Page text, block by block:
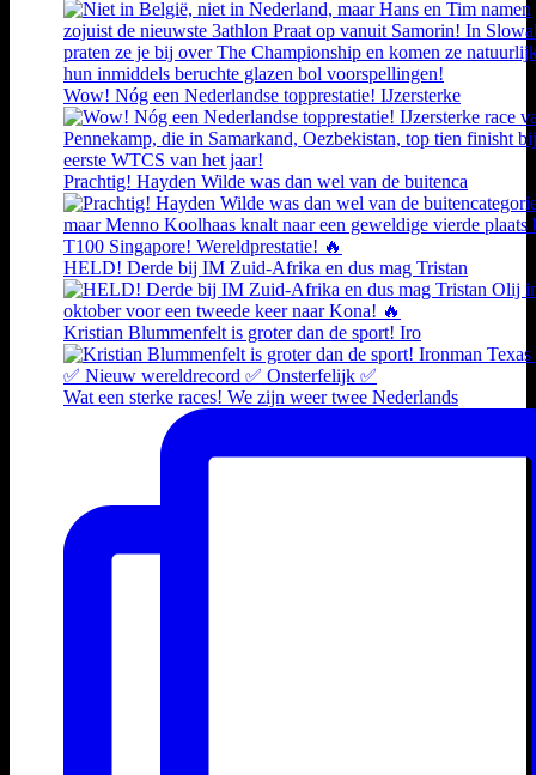
Wow! Nóg een Nederlandse topprestatie! IJzersterke
Prachtig! Hayden Wilde was dan wel van de buitenca
HELD! Derde bij IM Zuid-Afrika en dus mag Tristan
Kristian Blummenfelt is groter dan de sport! Iro
Wat een sterke races! We zijn weer twee Nederlands